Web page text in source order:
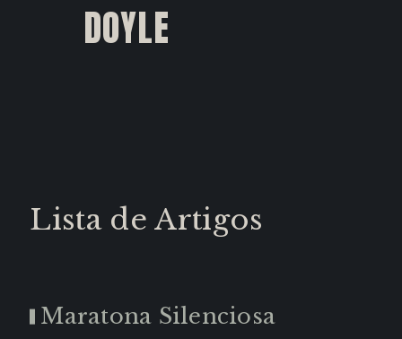
DOYLE
Lista de Artigos
Maratona Silenciosa